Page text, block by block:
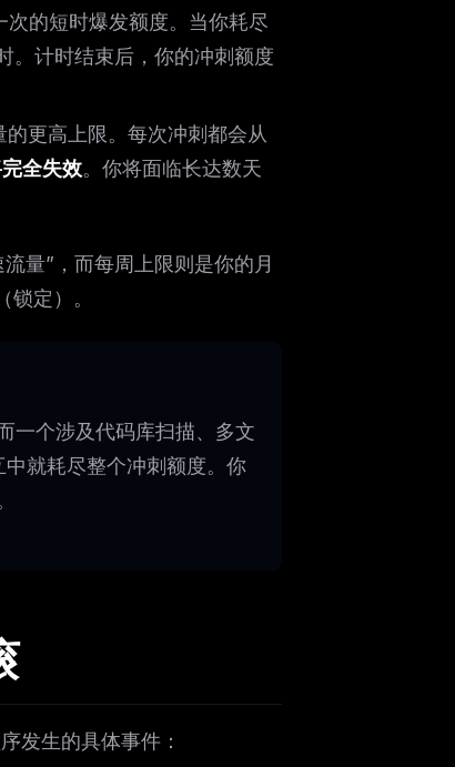
的短时爆发额度。当你耗尽
。计时结束后，你的冲刺额度
更高上限。每次冲刺都会从
全失效。你将面临长达数天
量”，而每周上限则是你的月
定）。
一个涉及代码库扫描、多文
就耗尽整个冲刺额度。你
发生的具体事件：